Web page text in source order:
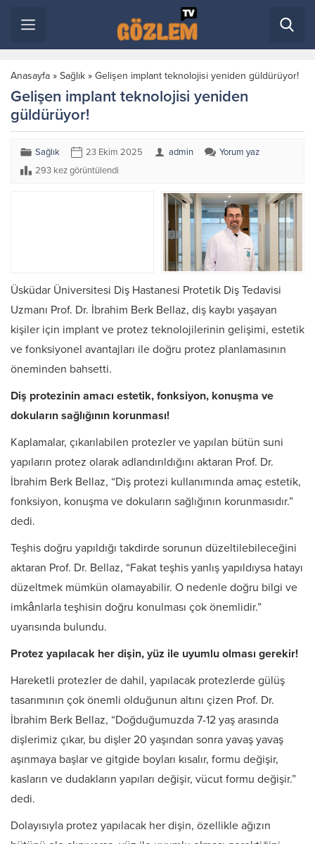
Anasayfa » Sağlık » Gelişen implant teknolojisi yeniden güldürüyor!
Gelişen implant teknolojisi yeniden
güldürüyor!
Sağlık 23 Ekim 2025 admin
Yorum yaz
293 kez görüntülendi
Üsküdar Üniversitesi Diş Hastanesi Protetik Diş Tedavisi
Uzmanı Prof. Dr. İbrahim Berk Bellaz, diş kaybı yaşayan
kişiler için implant ve protez teknolojilerinin gelişimi, estetik
ve fonksiyonel avantajları ile doğru protez planlamasının
öneminden bahsetti.
Diş protezinin amacı estetik, fonksiyon, konuşma ve
dokuların sağlığının korunması!
Kaplamalar, çıkarılabilen protezler ve yapılan bütün suni
yapıların protez olarak adlandırıldığını aktaran Prof. Dr.
İbrahim Berk Bellaz, “Diş protezi kullanımında amaç estetik,
fonksiyon, konuşma ve dokuların sağlığının korunmasıdır.”
dedi.
Teşhis doğru yapıldığı takdirde sorunun düzeltilebileceğini
aktaran Prof. Dr. Bellaz, “Fakat teşhis yanlış yapıldıysa hatayı
düzeltmek mümkün olamayabilir. O nedenle doğru bilgi ve
imkânlarla teşhisin doğru konulması çok önemlidir.”
uyarısında bulundu.
Protez yapılacak her dişin, yüz ile uyumlu olması gerekir!
Hareketli protezler de dahil, yapılacak protezlerde gülüş
tasarımının çok önemli olduğunun altını çizen Prof. Dr.
İbrahim Berk Bellaz, “Doğduğumuzda 7-12 yaş arasında
dişlerimiz çıkar, bu dişler 20 yaşından sonra yavaş yavaş
aşınmaya başlar ve gitgide boyları kısalır, formu değişir,
kasların ve dudakların yapıları değişir, vücut formu değişir.”
dedi.
Dolayısıyla protez yapılacak her dişin, özellikle ağızın